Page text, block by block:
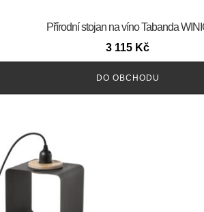
Přírodní stojan na víno Tabanda
3 115 Kč
DO OBCHODU